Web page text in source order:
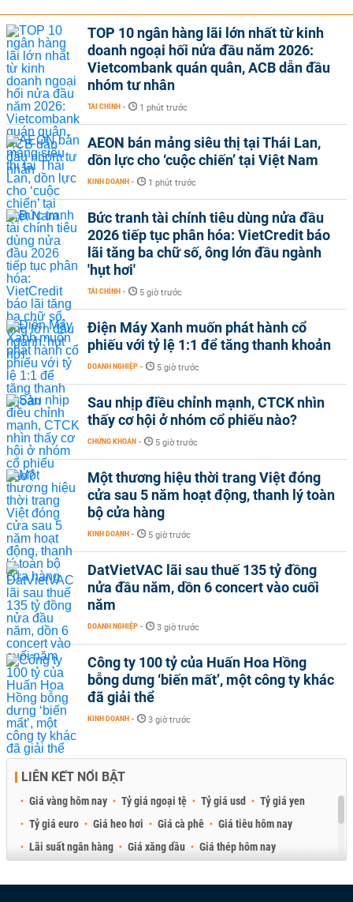
TOP 10 ngân hàng lãi lớn nhất từ kinh
doanh ngoại hối nửa đầu năm 2026:
Vietcombank quán quân, ACB dẫn đầu
nhóm tư nhân
TÀI CHÍNH - 1 phút trước
AEON bán mảng siêu thị tại Thái Lan,
dồn lực cho ‘cuộc chiến’ tại Việt Nam
KINH DOANH - 1 phút trước
Bức tranh tài chính tiêu dùng nửa đầu
2026 tiếp tục phân hóa: VietCredit báo
lãi tăng ba chữ số, ông lớn đầu ngành
'hụt hơi'
TÀI CHÍNH - 5 giờ trước
Điện Máy Xanh muốn phát hành cổ
phiếu với tỷ lệ 1:1 để tăng thanh khoản
DOANH NGHIỆP - 5 giờ trước
Sau nhịp điều chỉnh mạnh, CTCK nhìn
thấy cơ hội ở nhóm cổ phiếu nào?
CHỨNG KHOÁN - 5 giờ trước
Một thương hiệu thời trang Việt đóng
cửa sau 5 năm hoạt động, thanh lý toàn
bộ cửa hàng
KINH DOANH - 5 giờ trước
DatVietVAC lãi sau thuế 135 tỷ đồng
nửa đầu năm, dồn 6 concert vào cuối
năm
DOANH NGHIỆP - 3 giờ trước
Công ty 100 tỷ của Huấn Hoa Hồng
bỗng dưng ‘biến mất’, một công ty khác
đã giải thể
KINH DOANH - 3 giờ trước
LIÊN KẾT NỔI BẬT
Giá vàng hôm nay Tỷ giá ngoại tệ Tỷ giá usd
Tỷ giá yen
Tỷ giá euro
Giá heo hơi Giá cà phê
Giá tiêu hôm nay
Lãi suất ngân hàng
Giá xăng dầu
Giá thép hôm nay